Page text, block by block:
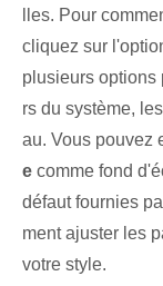
lles. Pour
cliquez sur
plusieurs options
rs du système,
au. Vous pouvez
e comme fond
défaut fournies
ment ajuster les
votre style.